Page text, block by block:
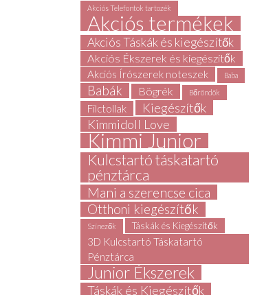
Akciós Telefontok tartozék
Akciós termékek
Akciós Táskák és kiegészítők
Akciós Ékszerek és kiegészítők
Akciós Írószerek noteszek Baba
Babák Bögrék Bőröndök
Filctollak
Kiegészítők
Kimmidoll Love
Kimmi Junior
Kulcstartó táskatartó
pénztárca
Mani a szerencse cica
Otthoni kiegészítők
Színezők Táskák és Kiegészítők
3D Kulcstartó Táskatartó
Pénztárca
Junior Ékszerek
Táskák és Kiegészítők